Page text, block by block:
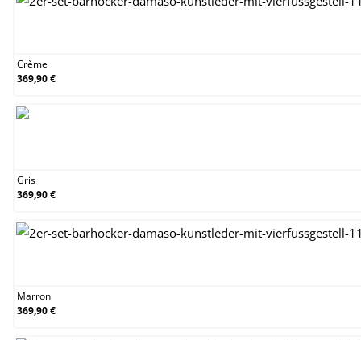
Crème
369,90 €
Gris
369,90 €
Marron
369,90 €